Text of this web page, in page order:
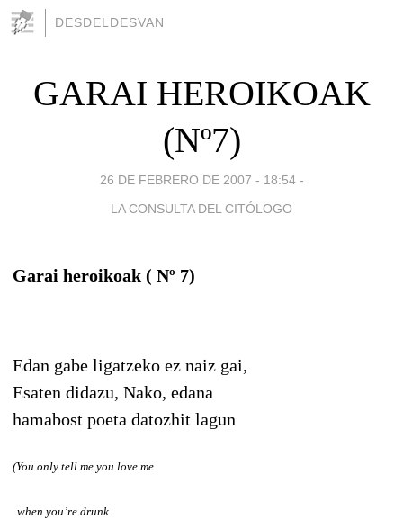
DESDELDESVAN
GARAI HEROIKOAK
(Nº7)
26 DE FEBRERO DE 2007 - 18:54 -
LA CONSULTA DEL CITÓLOGO
Garai heroikoak ( Nº 7)
Edan gabe ligatzeko ez naiz gai,
Esaten didazu, Nako, edana
hamabost poeta datozhit lagun
(You only tell me you love me
when you’re drunk